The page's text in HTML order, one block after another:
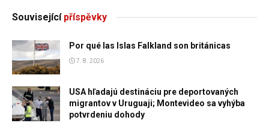
Souvisejícípříspěvky
Por qué las Islas Falkland son británicas
7. 8. 2026
USA hľadajú destináciu pre deportovaných
migrantov v Uruguaji; Montevideo sa vyhýba
potvrdeniu dohody